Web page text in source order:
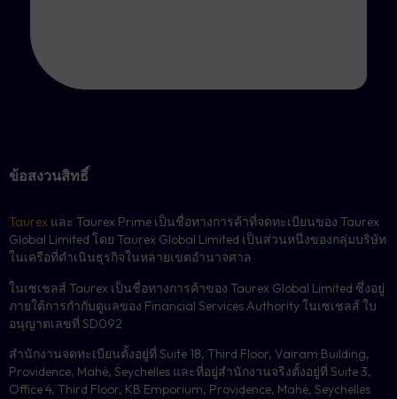
ข้อสงวนสิทธิ์
Taurex และ Taurex Prime เป็นชื่อทางการค้าที่จดทะเบียนของ Taurex
Global Limited โดย Taurex Global Limited เป็นส่วนหนึ่งของกลุ่มบริษัท
ในเครือที่ดำเนินธุรกิจในหลายเขตอำนาจศาล
ในเซเชลส์ Taurex เป็นชื่อทางการค้าของ Taurex Global Limited ซึ่งอยู่
ภายใต้การกำกับดูแลของ Financial Services Authority ในเซเชลส์ ใบ
อนุญาตเลขที่ SD092
สำนักงานจดทะเบียนตั้งอยู่ที่ Suite 18, Third Floor, Vairam Building,
Providence, Mahé, Seychelles และที่อยู่สำนักงานจริงตั้งอยู่ที่ Suite 3,
Office 4, Third Floor, KB Emporium, Providence, Mahé, Seychelles